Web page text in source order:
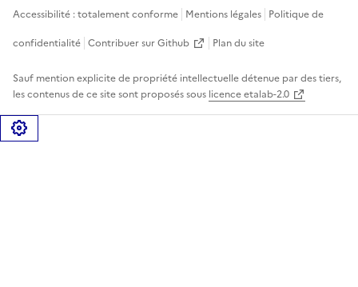
Accessibilité : totalement conforme Mentions légales Politique de
confidentialité Contribuer sur Github Plan du site
Sauf mention explicite de propriété intellectuelle détenue par des tiers,
les contenus de ce site sont proposés sous licence etalab-2.0
Gérer les cookies